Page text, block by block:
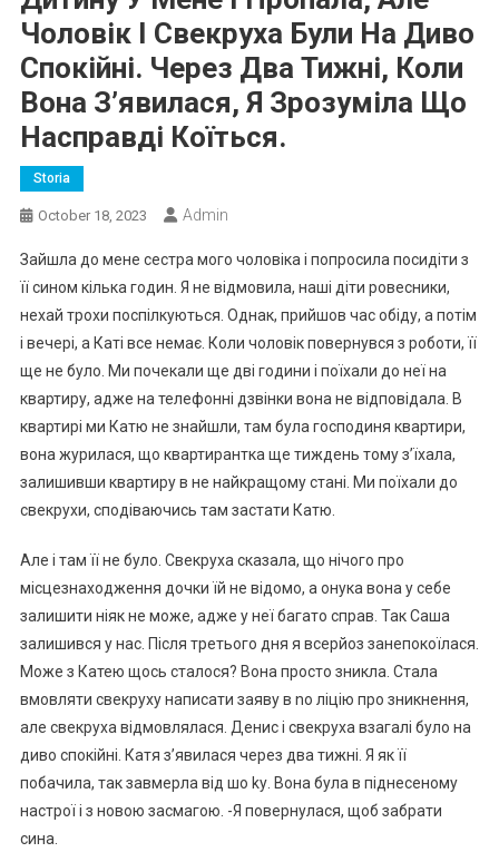
Чоловік І Свекруха Були На Диво
Спокійні. Через Два Тижні, Коли
Вона З’явилася, Я Зрозуміла Що
Насправді Коїться.
Storia
October 18, 2023 Admin
Зайшла до мене сестра мого чоловіка і попросила посидіти з
її сином кілька годин. Я не відмовила, наші діти ровесники,
нехай трохи поспілкуються. Однак, прийшов час обіду, а потім
і вечері, а Каті все немає. Коли чоловік повернувся з роботи, її
ще не було. Ми почекали ще дві години і поїхали до неї на
квартиру, адже на телефонні дзвінки вона не відповідала. В
квартирі ми Катю не знайшли, там була господиня квартири,
вона жуpилася, що квартирантка ще тиждень тому з’їхала,
залишивши квартиру в не найкращому стані. Ми поїхали до
свекрухи, сподіваючись там застати Катю.
Але і там її не було. Свекруха сказала, що нічого про
місцезнаходження дочки їй не відомо, а онука вона у себе
залишити ніяк не може, адже у неї багато справ. Так Саша
залишився у нас. Після третього дня я всерйоз занепокоїлася.
Може з Катею щось сталося? Вона просто зникла. Стала
вмовляти свекруху написати заяву в nо лiцію про зникнення,
але свекруха відмовлялася. Денис і свекруха взагалі було на
диво спокійні. Катя з’явилася через два тижні. Я як її
побачила, так завмерла від шо kу. Вона була в піднесеному
настрої і з новою засмагою. -Я повернулася, щоб забрати
сина.